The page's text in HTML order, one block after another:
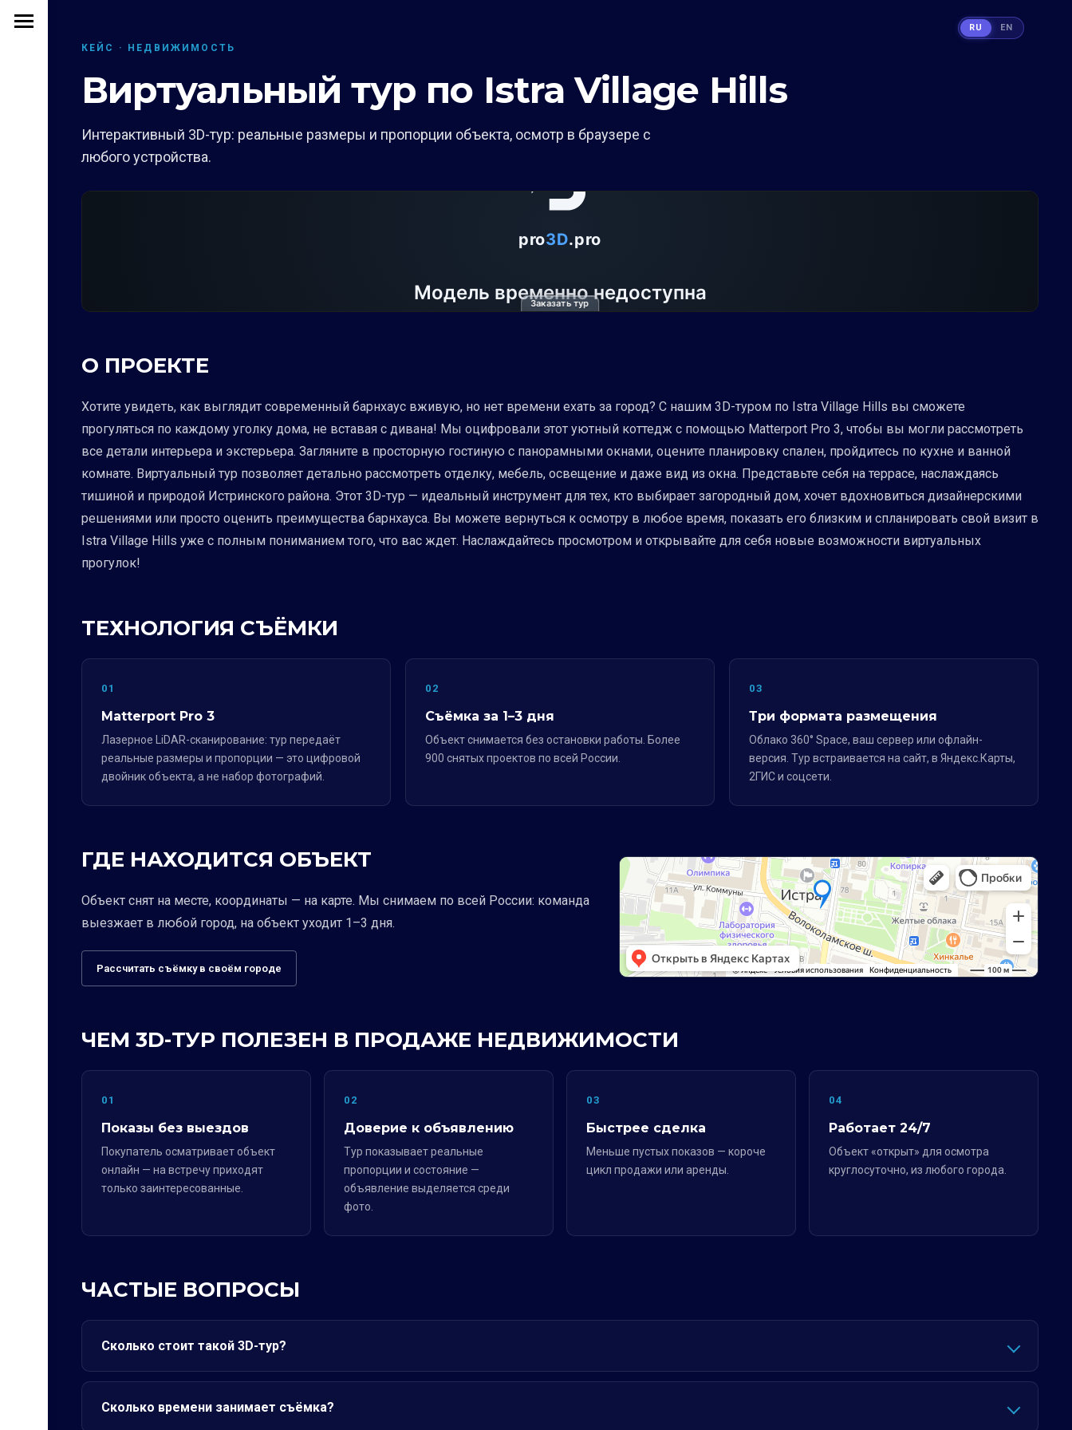
КЕЙС · НЕДВИЖИМОСТЬ
Виртуальный тур по Istra Village Hills
Интерактивный 3D-тур: реальные размеры и пропорции объекта, осмотр в браузере с
любого устройства.
Заказать тур
О ПРОЕКТЕ
Хотите увидеть, как выглядит современный барнхаус вживую, но нет времени ехать за город? С нашим 3D-туром по Istra Village Hills вы сможете
прогуляться по каждому уголку дома, не вставая с дивана! Мы оцифровали этот уютный коттедж с помощью Matterport Pro 3, чтобы вы могли рассмотреть
все детали интерьера и экстерьера. Загляните в просторную гостиную с панорамными окнами, оцените планировку спален, пройдитесь по кухне и ванной
комнате. Виртуальный тур позволяет детально рассмотреть отделку, мебель, освещение и даже вид из окна. Представьте себя на террасе, наслаждаясь
тишиной и природой Истринского района. Этот 3D-тур — идеальный инструмент для тех, кто выбирает загородный дом, хочет вдохновиться дизайнерскими
решениями или просто оценить преимущества барнхауса. Вы можете вернуться к осмотру в любое время, показать его близким и спланировать свой визит в
Istra Village Hills уже с полным пониманием того, что вас ждет. Наслаждайтесь просмотром и открывайте для себя новые возможности виртуальных
прогулок!
ТЕХНОЛОГИЯ СЪЁМКИ
01
Matterport Pro 3
Лазерное LiDAR-сканирование: тур передаёт
реальные размеры и пропорции — это цифровой
двойник объекта, а не набор фотографий.
02
Съёмка за 1–3 дня
Объект снимается без остановки работы. Более
900 снятых проектов по всей России.
03
Три формата размещения
Облако 360° Space, ваш сервер или офлайн-
версия. Тур встраивается на сайт, в Яндекс.Карты,
2ГИС и соцсети.
ГДЕ НАХОДИТСЯ ОБЪЕКТ
Объект снят на месте, координаты — на карте. Мы снимаем по всей России: команда
выезжает в любой город, на объект уходит 1–3 дня.
Рассчитать съёмку в своём городе
ЧЕМ 3D-ТУР ПОЛЕЗЕН В ПРОДАЖЕ НЕДВИЖИМОСТИ
01
Показы без выездов
Покупатель осматривает объект
онлайн — на встречу приходят
только заинтересованные.
02
Доверие к объявлению
Тур показывает реальные
пропорции и состояние —
объявление выделяется среди
фото.
03
Быстрее сделка
Меньше пустых показов — короче
цикл продажи или аренды.
04
Работает 24/7
Объект «открыт» для осмотра
круглосуточно, из любого города.
ЧАСТЫЕ ВОПРОСЫ
Сколько стоит такой 3D-тур?
Сколько времени занимает съёмка?
RU EN